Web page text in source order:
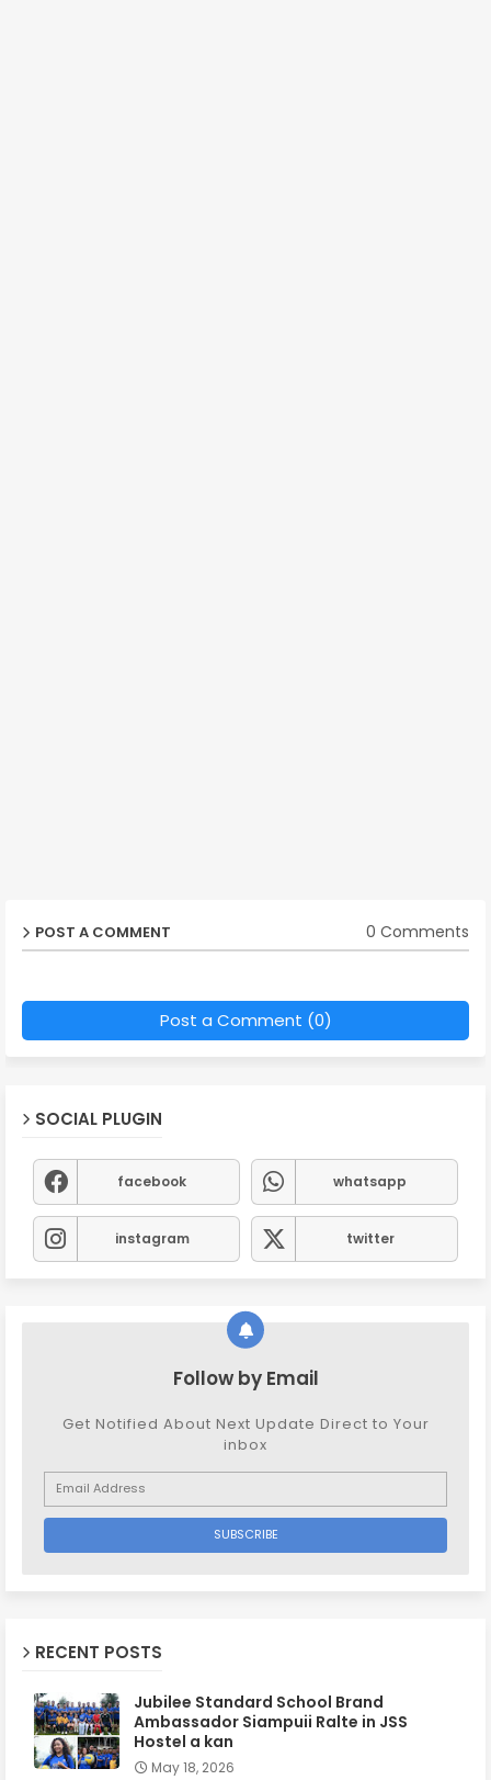
POST A COMMENT 0 Comments
Post a Comment (0)
SOCIAL PLUGIN
facebook whatsapp
instagram twitter
Follow by Email
Get Notified About Next Update Direct to Your
inbox
RECENT POSTS
Jubilee Standard School Brand
Ambassador Siampuii Ralte in JSS
Hostel a kan
May 18, 2026